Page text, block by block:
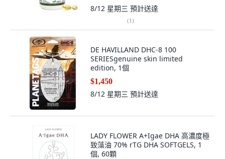
8/12 星期三 預計送達
(1)
DE HAVILLAND DHC-8 100
SERIESgenuine skin limited
edition, 1個
$1,450
8/12 星期三 預計送達
LADY FLOWER A+Igae DHA 高濃度極
致藻油 70% rTG DHA SOFTGELS, 1
個, 60顆